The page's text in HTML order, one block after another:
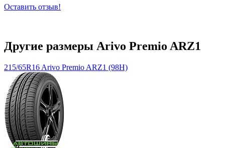
Оставить отзыв!
Другие размеры Arivo Premio ARZ1
215/65R16 Arivo Premio ARZ1 (98H)